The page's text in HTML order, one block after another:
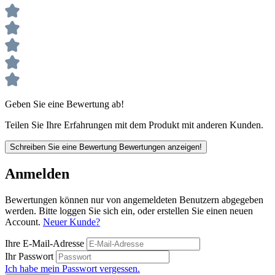
Geben Sie eine Bewertung ab!
Teilen Sie Ihre Erfahrungen mit dem Produkt mit anderen Kunden.
Schreiben Sie eine Bewertung Bewertungen anzeigen!
Anmelden
Bewertungen können nur von angemeldeten Benutzern abgegeben
werden. Bitte loggen Sie sich ein, oder erstellen Sie einen neuen
Account. Neuer Kunde?
Ihre E-Mail-Adresse
Ihr Passwort
Ich habe mein Passwort vergessen.